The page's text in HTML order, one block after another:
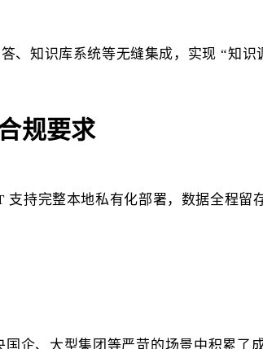
、知识库系统等无缝集成，实现 “知
规要求
持完整本地私有化部署，数据全程
企、大型集团等严苛的场景中积累